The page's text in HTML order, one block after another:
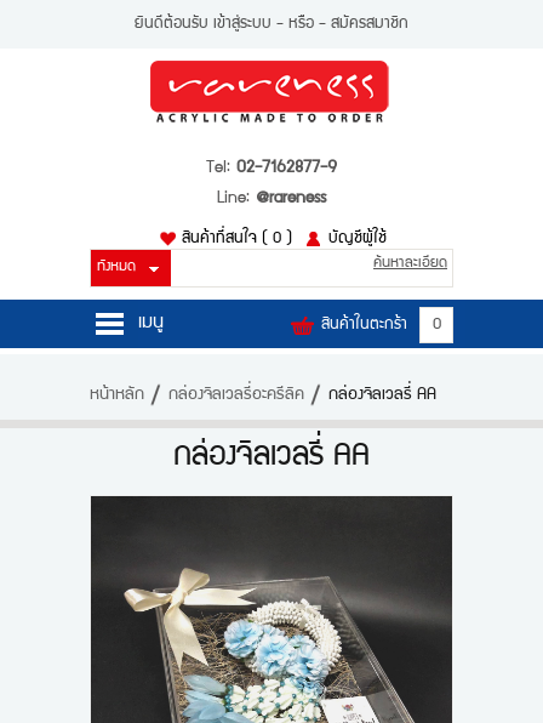
ยินดีต้อนรับ เข้าสู่ระบบ - หรือ - สมัครสมาชิก
Tel: 02-7162877-9
Line: @rareness
สินค้าที่สนใจ ( 0 ) บัญชีผู้ใช้
สินค้าในตะกร้า 0
ค้นหาละเอียด
เมนู
สินค้า
ขั้นตอนการสั่งซื้อ
หน้าหลัก กล่องจิลเวลรี่อะครีลิค กล่องจิลเวลรี่ AA
กล่องจิลเวลรี่ AA